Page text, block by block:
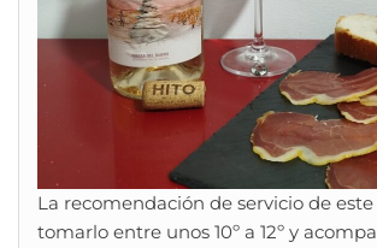
La recomendación de servicio de
tomarlo entre unos 10º a 12º y